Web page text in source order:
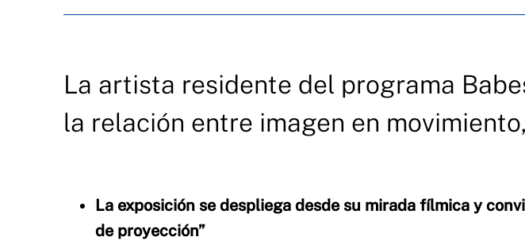
La artista residente del programa
la relación entre imagen en
La exposición se despliega desde su mirada fílmica y
de proyección”